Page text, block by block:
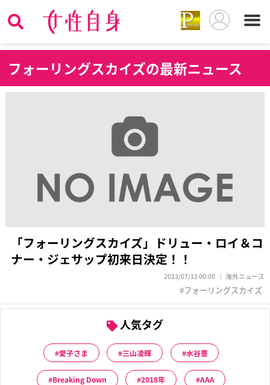
フォーリングスカイズの最新ニュース
「フォーリングスカイズ」ドリュー・ロイ＆コ
ナー・ジェサップ初来日決定！！
2013/07/13 00:00 海外ニュース
フォーリングスカイズ
人気タグ
愛子さま 三山凌輝 水谷豊
Breaking Down 2018年 AAA